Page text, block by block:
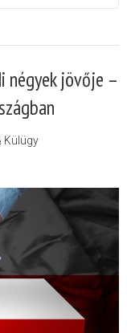
négyek jövője –
Külügy